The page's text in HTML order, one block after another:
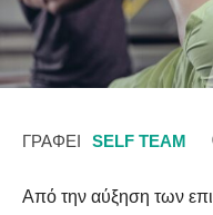
ΓΡΑΦΕΙ SELF TEAM
Από την αύξηση των